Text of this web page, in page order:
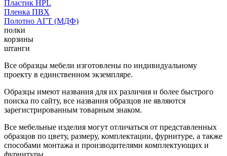
Пластик HPL
Пленка ПВХ
Полотно АГТ (МДФ)
полки
корзины
штанги
Все образцы мебели изготовлены по индивидуальному
проекту в единственном экземпляре.
Образцы имеют названия для их различия и более быстрого
поиска по сайту, все названия образцов не являются
зарегистрированным товарным знаком.
Все мебельные изделия могут отличаться от представленных
образцов по цвету, размеру, комплектации, фурнитуре, а также
способами монтажа и производителями комплектующих и
фурнитуры.